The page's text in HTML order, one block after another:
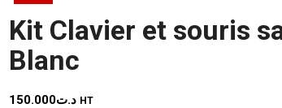
Kit Clavier et souris
Blanc
150.000د.ت HT